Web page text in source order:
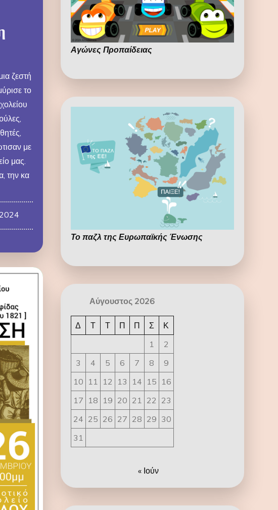
ζεστή
το
με
μας.
την κα
Αγώνες Προπαίδειας
Το παζλ της Ευρωπαϊκής Ένωσης
Αύγουστος 2026
Δ Τ Τ Π Π Σ
Κ
1
2
3
4 5 6 7 8
9
10 11 12 13 14 15 16
17 18 19 20 21 22 23
24 25 26 27 28 29 30
31
« Ιούν